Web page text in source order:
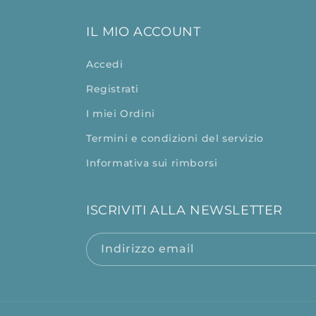
IL MIO ACCOUNT
Accedi
Registrati
I miei Ordini
Termini e condizioni del servizio
Informativa sui rimborsi
ISCRIVITI ALLA NEWSLETTER
Indirizzo email